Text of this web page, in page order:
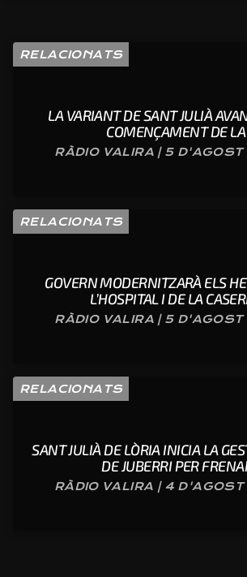
RELACIONATS
LA VARIANT DE SANT JULIÀ
COMENÇAMENT DE LA
RÀDIO VALIRA | 5
RELACIONATS
GOVERN MODERNITZARÀ ELS
L’HOSPITAL I DE LA
RÀDIO VALIRA | 5
RELACIONATS
SANT JULIÀ DE LÒRIA INICIA LA
DE JUBERRI PER
RÀDIO VALIRA | 4